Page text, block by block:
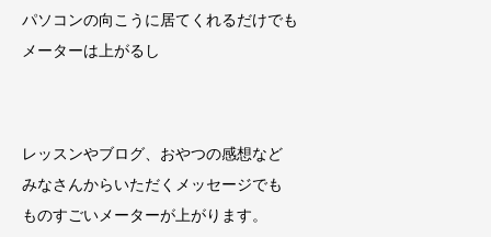
パソコンの向こうに居てくれるだけでも
メーターは上がるし
レッスンやブログ、おやつの感想など
みなさんからいただくメッセージでも
ものすごいメーターが上がります。